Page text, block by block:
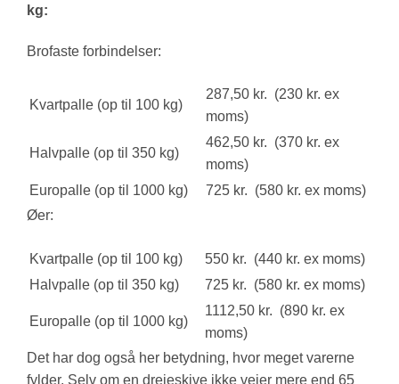
kg:
Brofaste forbindelser:
Kvartpalle (op til 100 kg)
287,50 kr. (230 kr. ex
moms)
Halvpalle (op til 350 kg)
462,50 kr. (370 kr. ex
moms)
Europalle (op til 1000 kg)
725 kr. (580 kr. ex moms)
Øer:
Kvartpalle (op til 100 kg)
550 kr. (440 kr. ex moms)
Halvpalle (op til 350 kg)
725 kr. (580 kr. ex moms)
Europalle (op til 1000 kg)
1112,50 kr. (890 kr. ex
moms)
Det har dog også her betydning, hvor meget varerne
fylder. Selv om en drejeskive ikke vejer mere end 65